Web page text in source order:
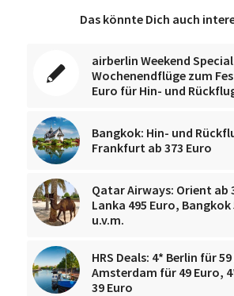
Das könnte Dich auch
airberlin Weekend
Wochenendflüge zum
Euro für Hin- und
Bangkok: Hin- und
Frankfurt ab 373 Euro
Qatar Airways: Orient ab
Lanka 495 Euro, Bangkok
u.v.m.
HRS Deals: 4* Berlin für
Amsterdam für 49 Euro,
39 Euro